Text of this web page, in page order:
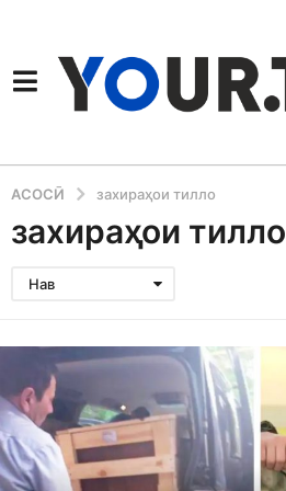
АСОСӢ захираҳои тилло
захираҳои тилло
Нав